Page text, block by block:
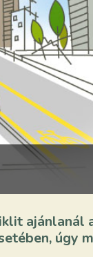
ajánlanál
úgy